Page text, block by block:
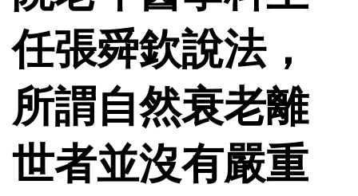
任張舜欽說法，
所謂自然衰老離
世者並沒有嚴重